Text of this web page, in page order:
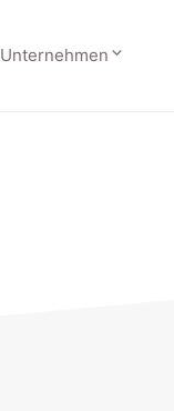
Unternehmen